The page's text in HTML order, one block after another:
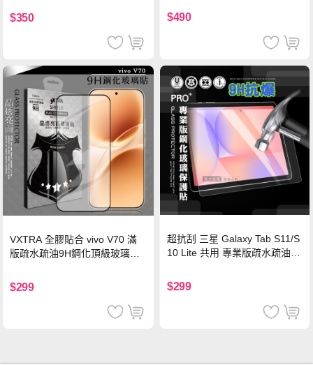
$350
機/平板/筆電
$490
VXTRA 全膠貼合 vivo V70 滿
版疏水疏油9H鋼化頂級玻璃貼
$299
超抗刮 三星 Galaxy Tab S11/S
10 Lite 共用 專業版疏水疏油9
$299